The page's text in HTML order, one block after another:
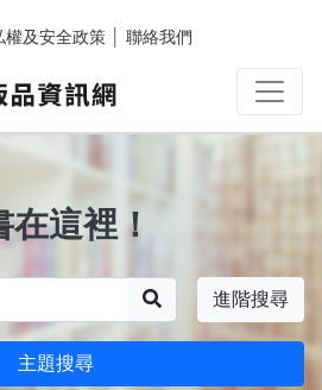
權及安全政策 聯絡我們
這裡！
進階搜尋
主題搜尋